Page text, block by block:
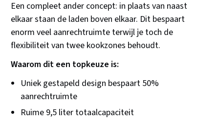
Een compleet ander concept: in plaats van naast
elkaar staan de laden boven elkaar. Dit bespaart
enorm veel aanrechtruimte terwijl je toch de
flexibiliteit van twee kookzones behoudt.
Waarom dit een topkeuze is:
Uniek gestapeld design bespaart 50%
aanrechtruimte
Ruime 9,5 liter totaalcapaciteit